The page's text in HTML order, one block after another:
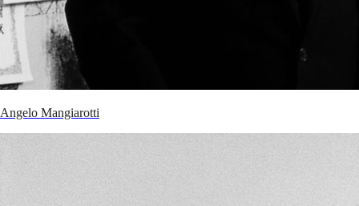
Angelo Mangiarotti